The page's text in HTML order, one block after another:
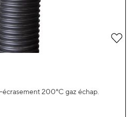
200°C gaz échap.